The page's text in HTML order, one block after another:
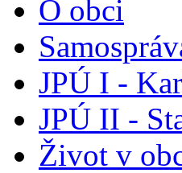
O obci
JPÚ I -
JPÚ II -
Život v